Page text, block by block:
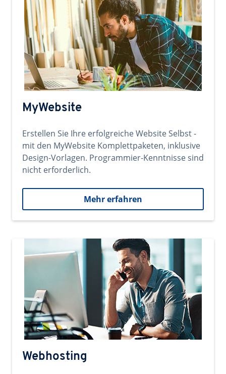
MyWebsite
Erstellen Sie Ihre erfolgreiche Website Selbst -
mit den MyWebsite Komplettpaketen, inklusive
Design-Vorlagen. Programmier-Kenntnisse sind
nicht erforderlich.
Mehr erfahren
Webhosting